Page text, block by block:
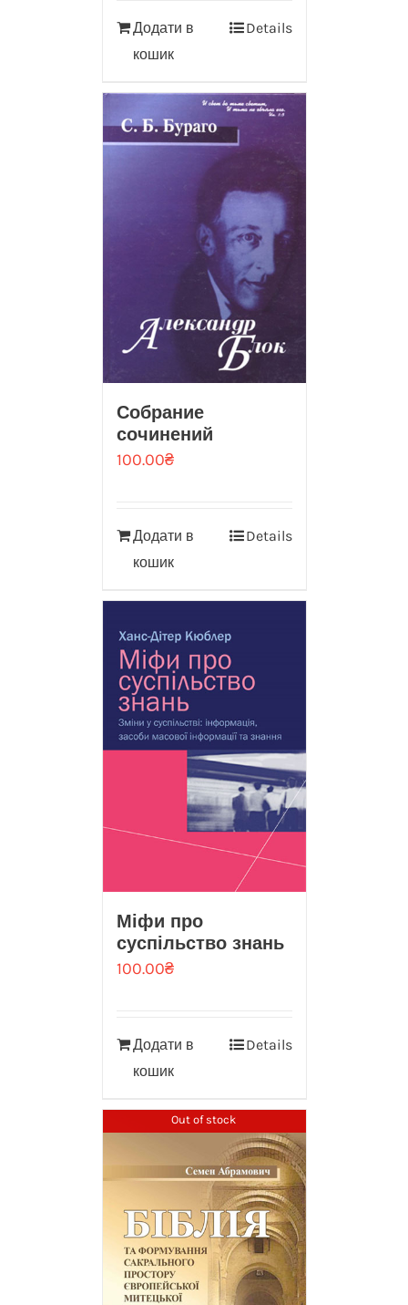
Додати в
кошик
Details
Собрание
сочинений
100.00₴
Додати в
кошик
Details
Міфи про
суспільство знань
100.00₴
Додати в
кошик
Details
Out of stock